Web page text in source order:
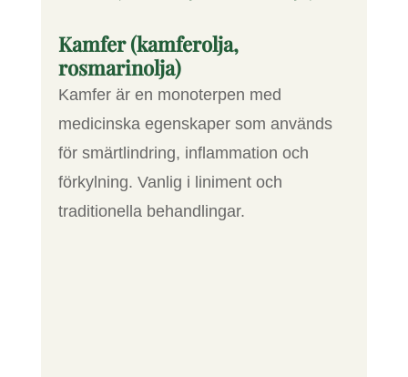
Kamfer (kamferolja,
rosmarinolja)
Kamfer är en monoterpen med
medicinska egenskaper som används
för smärtlindring, inflammation och
förkylning. Vanlig i liniment och
traditionella behandlingar.